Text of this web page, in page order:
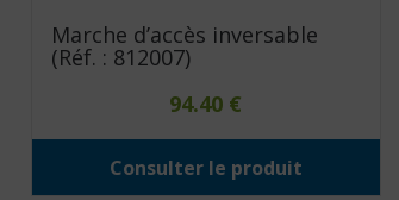
Marche d’accès inversable
(Réf. : 812007)
94.40 €
Consulter le produit